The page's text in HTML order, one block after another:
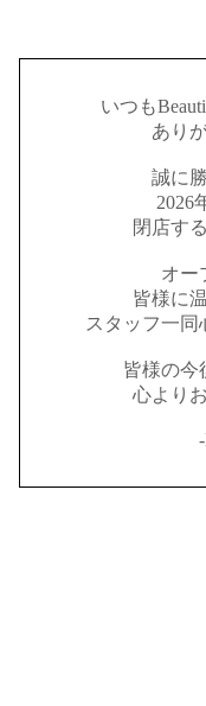
いつも
あり
誠に
2026
閉店す
オー
皆様に
スタッフ一
皆様の今
心より